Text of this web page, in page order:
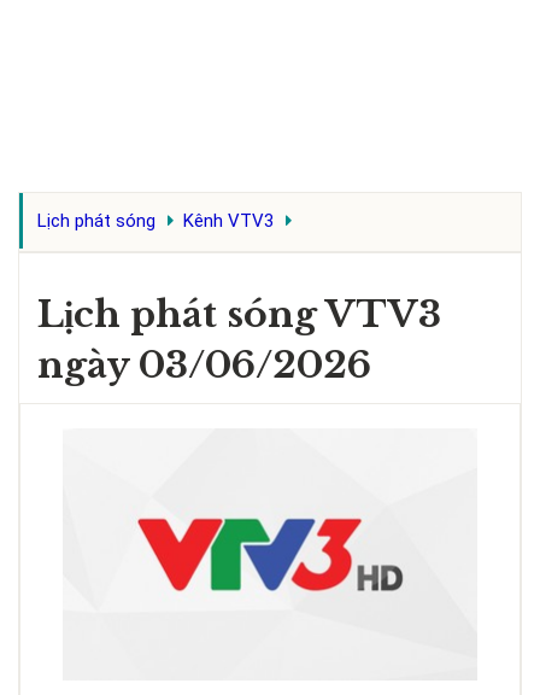
Lịch phát sóng Kênh VTV3
Lịch phát sóng VTV3
ngày 03/06/2026